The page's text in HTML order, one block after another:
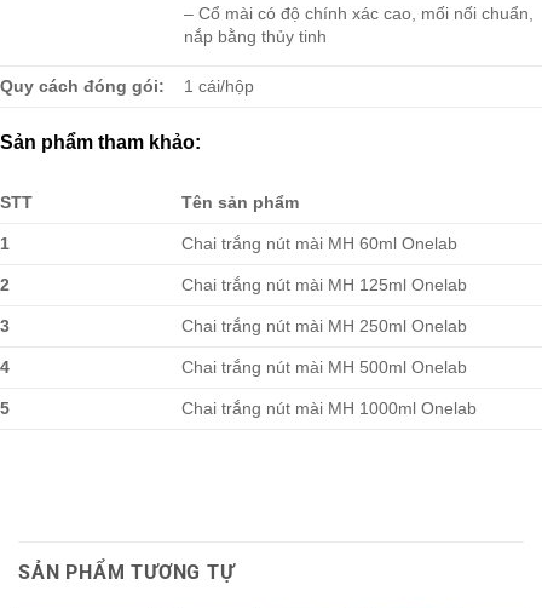
– Cổ mài có độ chính xác cao, mối nối chuẩn,
nắp bằng thủy tinh
Quy cách đóng gói: 1 cái/hộp
Sản phẩm tham khảo:
STT Tên sản phẩm
1 Chai trắng nút mài MH 60ml Onelab
2 Chai trắng nút mài MH 125ml Onelab
3 Chai trắng nút mài MH 250ml Onelab
4 Chai trắng nút mài MH 500ml Onelab
5 Chai trắng nút mài MH 1000ml Onelab
SẢN PHẨM TƯƠNG TỰ